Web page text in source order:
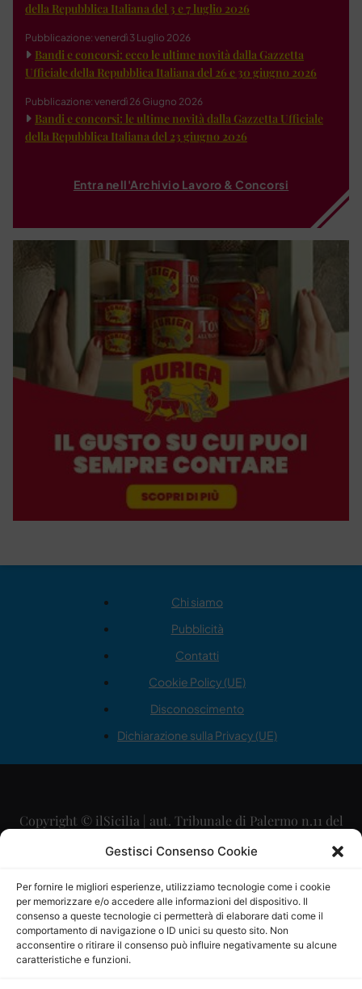
Gestisci Consenso Cookie
Per fornire le migliori esperienze, utilizziamo tecnologie come i cookie
per memorizzare e/o accedere alle informazioni del dispositivo. Il
consenso a queste tecnologie ci permetterà di elaborare dati come il
comportamento di navigazione o ID unici su questo sito. Non
acconsentire o ritirare il consenso può influire negativamente su alcune
caratteristiche e funzioni.
della Repubblica Italiana del 3 e 7 luglio 2026
Pubblicazione: venerdì 3 Luglio 2026
Bandi e concorsi: ecco le ultime novità dalla Gazzetta
Ufficiale della Repubblica Italiana del 26 e 30 giugno 2026
Pubblicazione: venerdì 26 Giugno 2026
Bandi e concorsi: le ultime novità dalla Gazzetta Ufficiale
della Repubblica Italiana del 23 giugno 2026
Entra nell'Archivio Lavoro & Concorsi
Chi siamo
Pubblicità
Contatti
Cookie Policy (UE)
Disconoscimento
Dichiarazione sulla Privacy (UE)
Copyright © ilSicilia | aut. Tribunale di Palermo n.11 del
29/09/2015
Direttore Editoriale: Maurizio Scaglione
Direttore Responsabile: Maria Calabrese